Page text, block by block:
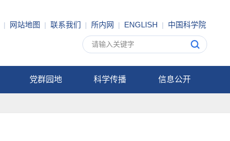
| 网站地图 | 联系我们 | 所内网 | ENGLISH | 中国科学院
党群园地 科学传播 信息公开